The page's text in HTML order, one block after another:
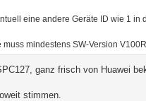
eine andere Geräte ID wie 1 in
muss mindestens SW-Version
ganz frisch von Huawei
stimmen.